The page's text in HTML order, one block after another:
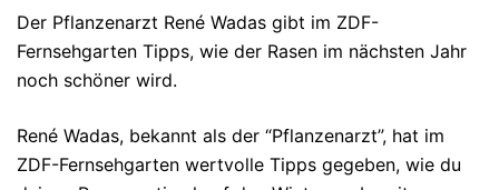
Der Pflanzenarzt René Wadas gibt im ZDF-
Fernsehgarten Tipps, wie der Rasen im nächsten Jahr
noch schöner wird.
René Wadas, bekannt als der “Pflanzenarzt”, hat im
ZDF-Fernsehgarten wertvolle Tipps gegeben, wie du